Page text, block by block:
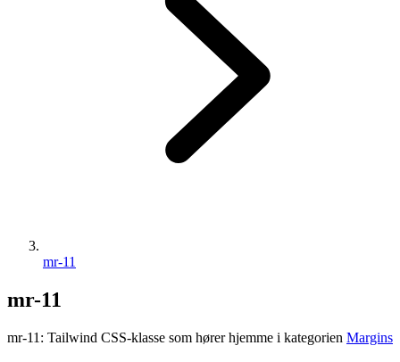
mr-11
mr-11
mr-11 : Tailwind CSS-klasse som hører hjemme i kategorien Margins